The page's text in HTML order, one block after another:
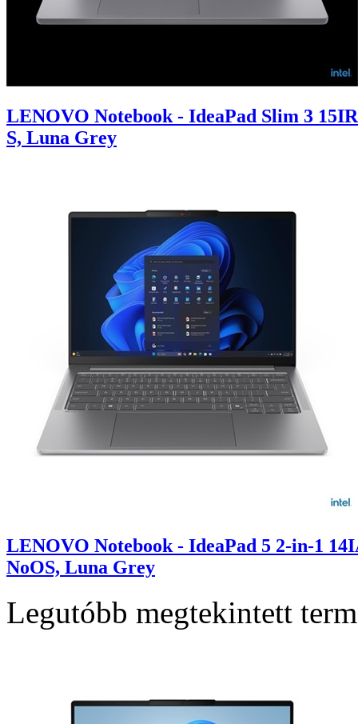
LENOVO Notebook - IdeaPad Slim 3
S, Luna Grey
LENOVO Notebook - IdeaPad 5 2-in-1
NoOS, Luna Grey
Legutóbb megtekintett